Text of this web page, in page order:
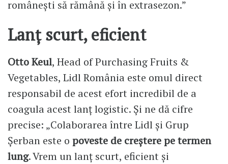
românești să rămână și în extrasezon.”
Lanț scurt, eficient
Otto Keul, Head of Purchasing Fruits &
Vegetables, Lidl România este omul direct
responsabil de acest efort incredibil de a
coagula acest lanț logistic. Și ne dă cifre
precise: „Colaborarea între Lidl și Grup
Șerban este o poveste de creștere pe termen
lung. Vrem un lanț scurt, eficient și